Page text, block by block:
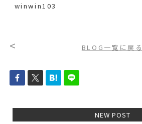
winwin103
< BLOG一覧に戻る
NEW POST